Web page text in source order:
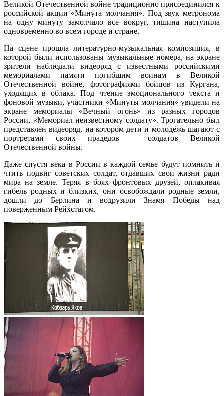
Великой Отечественной войне традиционно присоединился к
российской акции «Минута молчания». Под звук метронома
на одну минуту замолчало все вокруг, тишина наступила
одновременно во всем городе и стране.
На сцене прошла литературно-музыкальная композиция, в
которой были использованы музыкальные номера, на экране
зрители наблюдали видеоряд с известными российскими
мемориалами памяти погибшим воинам в Великой
Отечественной войне, фотографиями бойцов из Кургана,
уходящих в облака. Под чтение эмоционального текста и
фоновой музыки, участники «Минуты молчания» увидели на
экране мемориалы «Вечный огонь» из разных городов
России, «Мемориал неизвестному солдату». Трогательно был
представлен видеоряд, на котором дети и молодёжь шагают с
портретами своих прадедов – солдатов Великой
Отечественной войны.
Даже спустя века в России в каждой семье будут помнить и
чтить подвиг советских солдат, отдавших свои жизни ради
мира на земле. Теряя в боях фронтовых друзей, оплакивая
гибель родных и близких, они освобождали родные земли,
дошли до Берлина и водрузили Знамя Победы над
поверженным Рейхстагом.